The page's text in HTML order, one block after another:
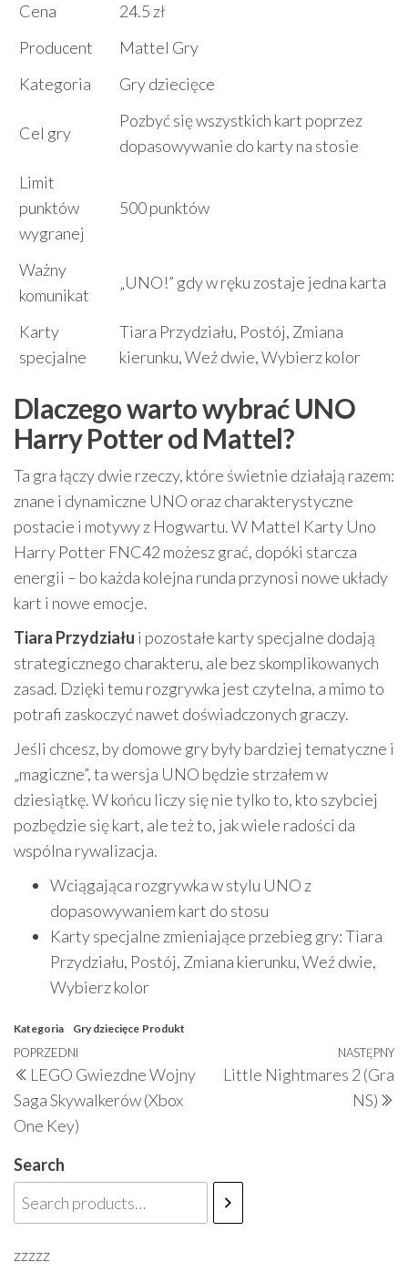
Cena
24.5 zł
Producent
Mattel Gry
Kategoria
Gry dziecięce
Cel gry
Pozbyć się wszystkich kart poprzez
dopasowywanie do karty na stosie
Limit
punktów
wygranej
500 punktów
Ważny
komunikat
„UNO!” gdy w ręku zostaje jedna karta
Karty
specjalne
Tiara Przydziału, Postój, Zmiana
kierunku, Weź dwie, Wybierz kolor
Dlaczego warto wybrać UNO
Harry Potter od Mattel?
Ta gra łączy dwie rzeczy, które świetnie działają razem:
znane i dynamiczne UNO oraz charakterystyczne
postacie i motywy z Hogwartu. W Mattel Karty Uno
Harry Potter FNC42 możesz grać, dopóki starcza
energii – bo każda kolejna runda przynosi nowe układy
kart i nowe emocje.
Tiara Przydziału i pozostałe karty specjalne dodają
strategicznego charakteru, ale bez skomplikowanych
zasad. Dzięki temu rozgrywka jest czytelna, a mimo to
potrafi zaskoczyć nawet doświadczonych graczy.
Jeśli chcesz, by domowe gry były bardziej tematyczne i
„magiczne”, ta wersja UNO będzie strzałem w
dziesiątkę. W końcu liczy się nie tylko to, kto szybciej
pozbędzie się kart, ale też to, jak wiele radości da
wspólna rywalizacja.
Wciągająca rozgrywka w stylu UNO z
dopasowywaniem kart do stosu
Karty specjalne zmieniające przebieg gry: Tiara
Przydziału, Postój, Zmiana kierunku, Weź dwie,
Wybierz kolor
Kategoria Gry dziecięce Produkt
Nawigacja
wpisu
Poprzedni
wpis
POPRZEDNI
LEGO Gwiezdne Wojny
Saga Skywalkerów (Xbox
One Key)
NASTĘPNY
Little Nightmares 2 (Gra
NS)
Search
zzzzz